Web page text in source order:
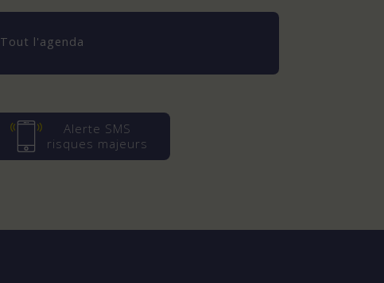
Tout l'agenda
Alerte SMS
risques majeurs